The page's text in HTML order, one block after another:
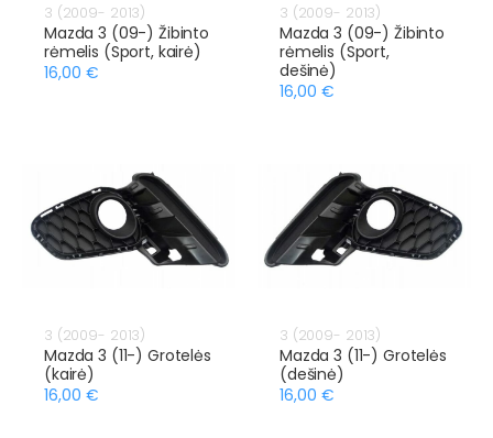
3 (2009- 2013)
Mazda 3 (09-) Žibinto
rėmelis (Sport, kairė)
16,00 €
3 (2009- 2013)
Mazda 3 (09-) Žibinto
rėmelis (Sport,
dešinė)
16,00 €
3 (2009- 2013)
Mazda 3 (11-) Grotelės
(kairė)
16,00 €
3 (2009- 2013)
Mazda 3 (11-) Grotelės
(dešinė)
16,00 €